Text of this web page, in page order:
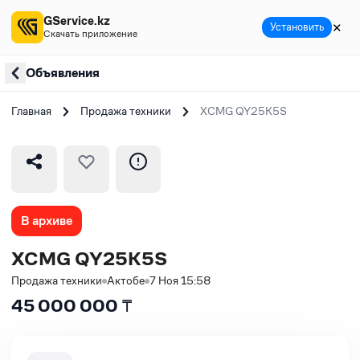
Объявления
Главная Продажа техники XCMG QY25K5S
В архиве
XCMG QY25K5S
Продажа техники Актобе 7 Ноя 15:58
45 000 000 ₸
GService.kz
Скачать приложение Установить ✕